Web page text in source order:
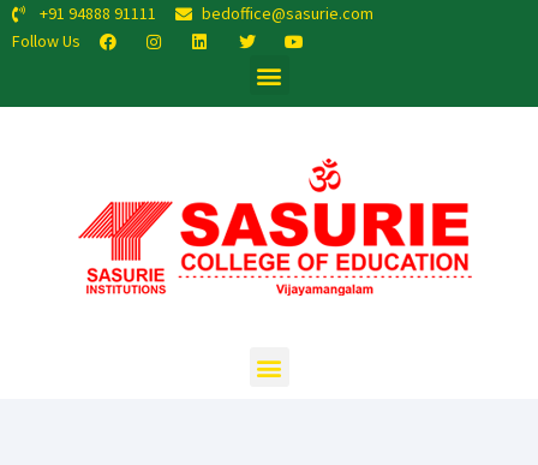
+91 94888 91111
bedoffice@sasurie.com
Follow Us